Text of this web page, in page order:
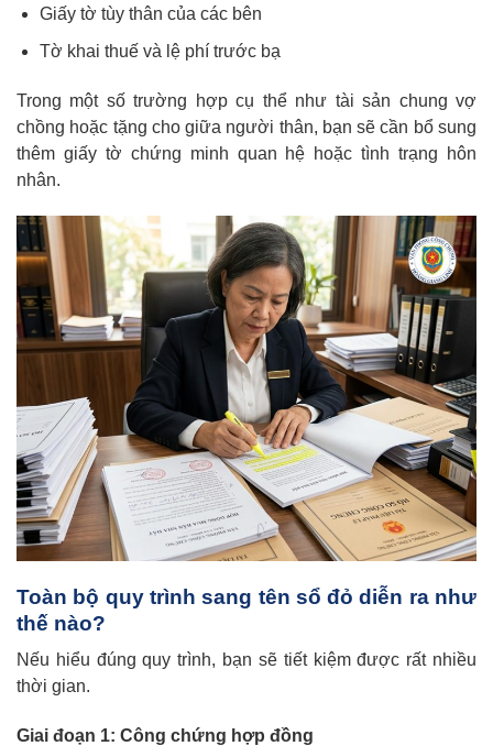
Giấy tờ tùy thân của các bên
Tờ khai thuế và lệ phí trước bạ
Trong một số trường hợp cụ thể như tài sản chung vợ
chồng hoặc tặng cho giữa người thân, bạn sẽ cần bổ sung
thêm giấy tờ chứng minh quan hệ hoặc tình trạng hôn
nhân.
Toàn bộ quy trình sang tên sổ đỏ diễn ra như
thế nào?
Nếu hiểu đúng quy trình, bạn sẽ tiết kiệm được rất nhiều
thời gian.
Giai đoạn 1: Công chứng hợp đồng